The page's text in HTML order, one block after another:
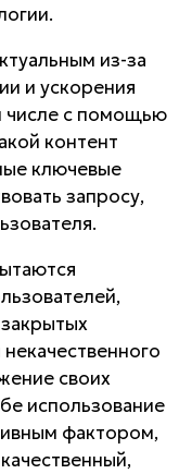
из-за
и ускорения
числе с помощью
контент
ключевые
запросу,
своих
использование
фактором,